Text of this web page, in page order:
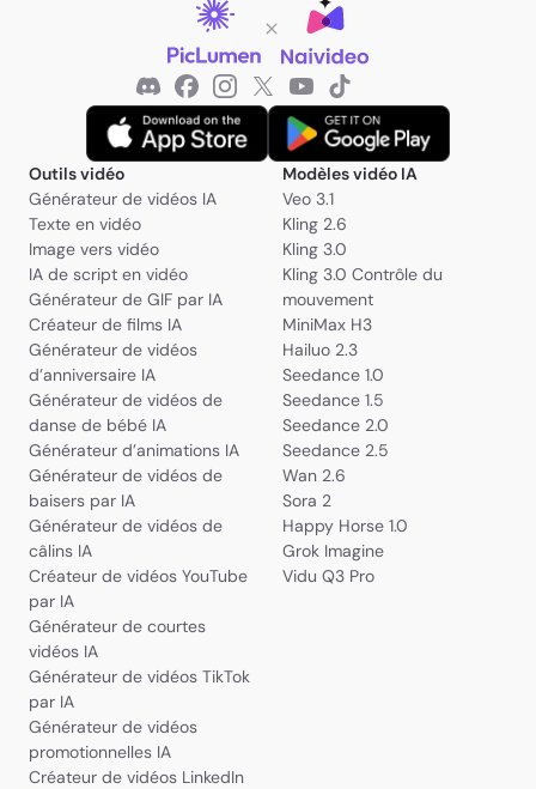
JakeVisuals
Varga Maria
vampiro_834
nurzy aly
Outils vidéo
Générateur de vidéos IA
Texte en vidéo
Image vers vidéo
IA de script en vidéo
Générateur de GIF par IA
Créateur de films IA
Générateur de vidéos
d’anniversaire IA
Générateur de vidéos de
danse de bébé IA
Générateur d’animations IA
Générateur de vidéos de
baisers par IA
Générateur de vidéos de
câlins IA
Créateur de vidéos YouTube
par IA
Générateur de courtes
vidéos IA
Générateur de vidéos TikTok
par IA
Générateur de vidéos
promotionnelles IA
Créateur de vidéos LinkedIn
Modèles vidéo IA
Veo 3.1
Kling 2.6
Kling 3.0
Kling 3.0 Contrôle du
mouvement
MiniMax H3
Hailuo 2.3
Seedance 1.0
Seedance 1.5
Seedance 2.0
Seedance 2.5
Wan 2.6
Sora 2
Happy Horse 1.0
Grok Imagine
Vidu Q3 Pro